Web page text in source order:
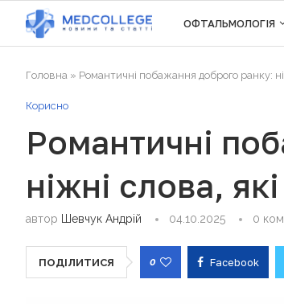
ОФТАЛЬМОЛОГІЯ
Головна » Романтичні побажання доброго ранку:
Корисно
Романтичні
ніжні слова,
автор Шевчук Андрій 04.10.2025 0
ПОДІЛИТИСЯ 0 Facebook